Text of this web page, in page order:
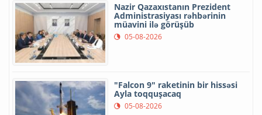
Nazir Qazaxıstanın Prezident
Administrasiyası rəhbərinin
müavini ilə görüşüb
05-08-2026
"Falcon 9" raketinin bir hissəsi
Ayla toqquşacaq
05-08-2026